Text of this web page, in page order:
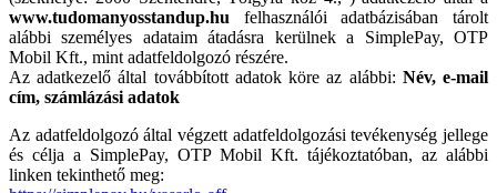
www.tudomanyosstandup.hu felhasználói adatbázisában tárolt
alábbi személyes adataim átadásra kerülnek a SimplePay, OTP
Mobil Kft., mint adatfeldolgozó részére.
Az adatkezelő által továbbított adatok köre az alábbi: Név, e-mail
cím, számlázási adatok
Az adatfeldolgozó által végzett adatfeldolgozási tevékenység jellege
és célja a SimplePay, OTP Mobil Kft. tájékoztatóban, az alábbi
linken tekinthető meg: